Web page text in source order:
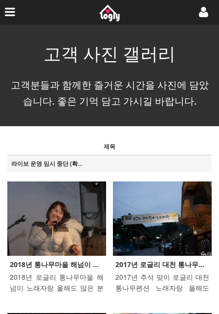
고객 사진 갤러리
고객분들과 함께한 즐거운 시간을 사진에 담았
습니다. 좋은 기억 담고 가시길 바랍니다.
제목
라이브 운영 임시 중단 (확...
2018년 통나무마을 해넘이 ...
2018년 로글리 통나무마을 해
넘이 노래자랑 올해도 많은 분
2017년 로글리 대천 통나무...
2017년 추석 맞이 로글리 대천
통나무펜션 노래자랑 올해도